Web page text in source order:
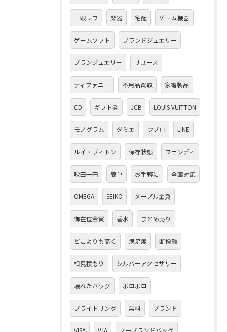
一眼レフ 楽器 宅配 ゲーム機器
ゲームソフト ブランドジュエリー
ブランジュエリー リユース
ティファニー 不用品買取 家電製品
CD ギフト券 JCB LOUIS VUITTON
モノグラム ダミエ ウブロ LINE
ルイ・ヴィトン 保存状態 フェンディ
吹田一円 簡単 お手軽に 全国対応
OMEGA SEIKO メープル金貨
御在位金貨 香水 まとめ売り
どこよりも高く 満足度 断捨離
相見積もり シルバーアクセサリー
壊れたバッグ ボロボロ
ブライトリング 無料 ブランド